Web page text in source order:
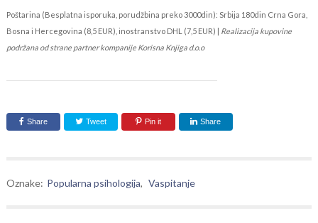
Poštarina (Besplatna isporuka, porudžbina preko 3000din): Srbija 180din Crna Gora,
Bosna i Hercegovina (8,5 EUR), inostranstvo DHL (7,5 EUR) | Realizacija kupovine
podržana od strane partner kompanije Korisna Knjiga d.o.o
Share Tweet Pin it Share
Oznake: Popularna psihologija, Vaspitanje